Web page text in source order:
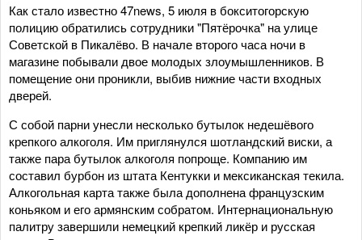
Как стало известно 47news, 5 июля в бокситогорскую
полицию обратились сотрудники "Пятёрочка" на улице
Советской в Пикалёво. В начале второго часа ночи в
магазине побывали двое молодых злоумышленников. В
помещение они проникли, выбив нижние части входных
дверей.
С собой парни унесли несколько бутылок недешёвого
крепкого алкоголя. Им приглянулся шотландский виски, а
также пара бутылок алкоголя попроще. Компанию им
составил бурбон из штата Кентукки и мексиканская текила.
Алкогольная карта также была дополнена французским
коньяком и его армянским собратом. Интернациональную
палитру завершили немецкий крепкий ликёр и русская